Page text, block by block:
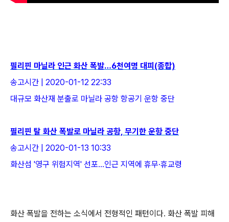
필리핀 마닐라 인근 화산 폭발…6천여명 대피(종합)
송고시간 | 2020-01-12 22:33
대규모 화산재 분출로 마닐라 공항 항공기 운항 중단
필리핀 탈 화산 폭발로 마닐라 공항, 무기한 운항 중단
송고시간 | 2020-01-13 10:33
화산섬 '영구 위험지역' 선포…인근 지역에 휴무·휴교령
화산 폭발을 전하는 소식에서 전형적인 패턴이다. 화산 폭발 피해